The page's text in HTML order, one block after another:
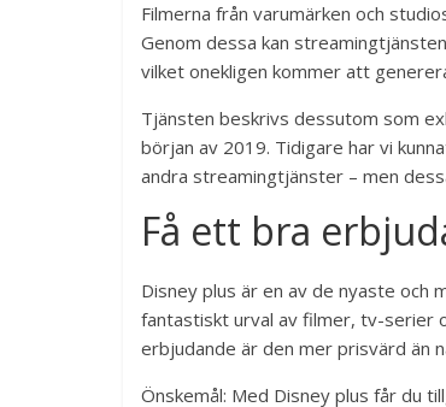
Filmerna från varumärken och
Genom dessa kan
vilket onekligen kommer att
Tjänsten beskrivs dessutom som
början av 2019. Tidigare har vi
andra streamingtjänster – men
Få ett bra
Disney plus är en av de nyaste
fantastiskt urval av filmer, tv-serier
erbjudande är den mer prisvärd än
Önskemål: Med Disney plus får du